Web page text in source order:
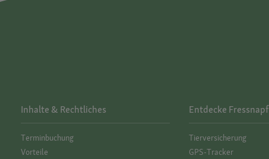
Inhalte & Rechtliches
Termin­buchung
Vorteile
Entdecke Fressnapf
Tierversicherung
GPS-Tracker